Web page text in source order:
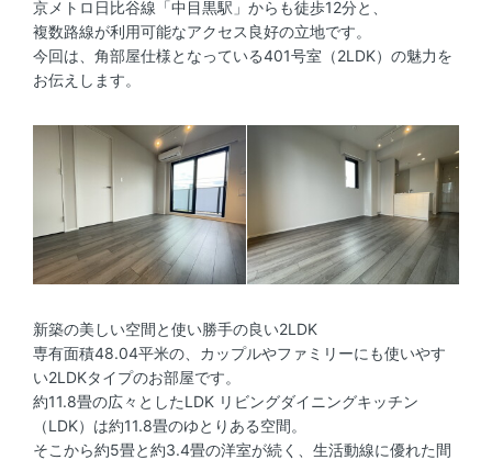
京メトロ日比谷線「中目黒駅」からも徒歩12分と、
複数路線が利用可能なアクセス良好の立地です。
今回は、角部屋仕様となっている401号室（2LDK）の魅力を
お伝えします。
新築の美しい空間と使い勝手の良い2LDK
専有面積48.04平米の、カップルやファミリーにも使いやす
い2LDKタイプのお部屋です。
約11.8畳の広々としたLDK リビングダイニングキッチン
（LDK）は約11.8畳のゆとりある空間。
そこから約5畳と約3.4畳の洋室が続く、生活動線に優れた間